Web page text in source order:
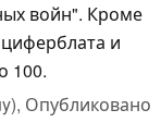
войн". Кроме
и
100.
Опубликовано